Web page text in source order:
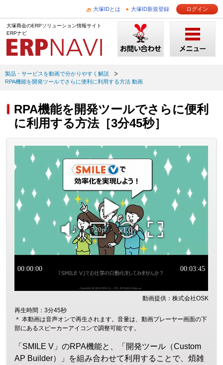
大塚IDとは 大塚ID新規登録 ログイン
大塚商会のERPソリューション情報サイト
ERPナビ
製品・サービスを動画で分かりやすく解説
RPA機能を開発ツールでさらに便利に利用する方法 動画
RPA機能を開発ツールでさらに便利
に利用する方法［3分45秒］
動画提供：株式会社OSK
再生時間：3分45秒
＊ 本動画は音声オンで再生されます。音量は、動画プレーヤー画面の下
部にあるスピーカーアイコンで調整可能です。
「SMILE V」のRPA機能と、「開発ツール（Custom
AP Builder）」を組み合わせて利用することで、煩雑